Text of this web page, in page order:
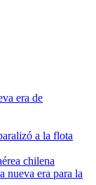
era de
a la flota
chilena
era para la